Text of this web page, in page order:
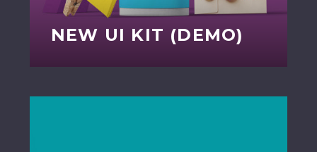
NEW UI KIT (DEMO)